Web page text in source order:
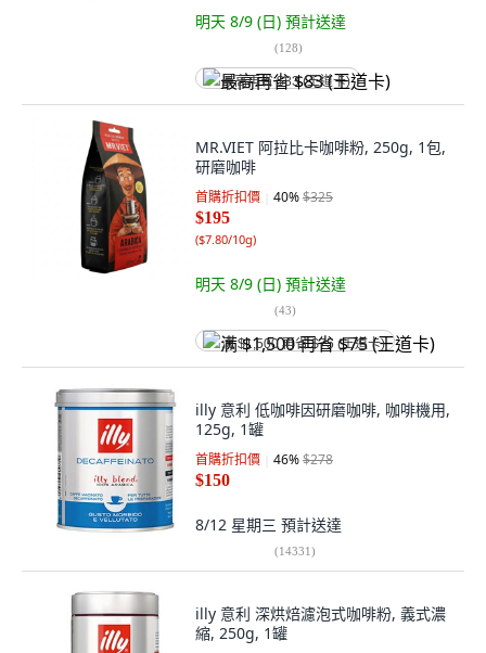
明天 8/9 (日) 預計送達
(128)
最高再省 $83 (王道卡)
MR.VIET 阿拉比卡咖啡粉, 250g, 1包,
研磨咖啡
首購折扣價 40%$325
$195
($7.80/10g)
明天 8/9 (日) 預計送達
(43)
满 $1,500 再省 $75 (王道卡)
illy 意利 低咖啡因研磨咖啡, 咖啡機用,
125g, 1罐
首購折扣價 46%$278
$150
8/12 星期三 預計送達
(14331)
illy 意利 深烘焙濾泡式咖啡粉, 義式濃
縮, 250g, 1罐